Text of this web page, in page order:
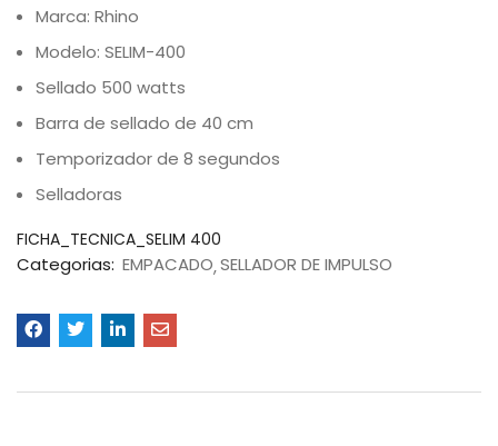
Marca: Rhino
Modelo: SELIM-400
Sellado 500 watts
Barra de sellado de 40 cm
Temporizador de 8 segundos
Selladoras
FICHA_TECNICA_SELIM 400
Categorias: EMPACADO SELLADOR DE IMPULSO